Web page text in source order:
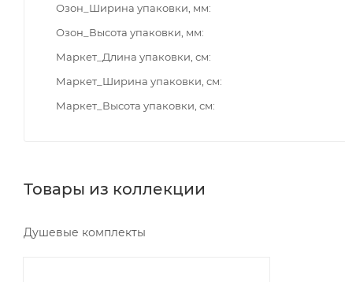
Озон_Ширина упаковки, мм
Озон_Высота упаковки, мм
Маркет_Длина упаковки, см
Маркет_Ширина упаковки, см
Маркет_Высота упаковки, см
Товары из коллекции
Душевые комплекты